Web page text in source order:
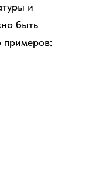
и
быть
примеров: